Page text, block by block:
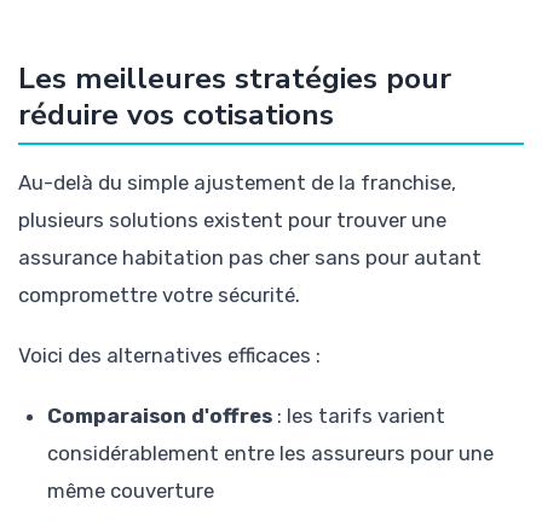
Les meilleures stratégies pour
réduire vos cotisations
Au-delà du simple ajustement de la franchise,
plusieurs solutions existent pour trouver une
assurance habitation pas cher sans pour autant
compromettre votre sécurité.
Voici des alternatives efficaces :
Comparaison d'offres : les tarifs varient
considérablement entre les assureurs pour une
même couverture